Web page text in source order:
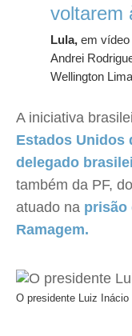
voltarem
Lula, em vídeo
Andrei
Wellington
A iniciativa
Estados Unidos
delegado
também da PF,
atuado na prisão
Ramagem.
O presidente Luiz